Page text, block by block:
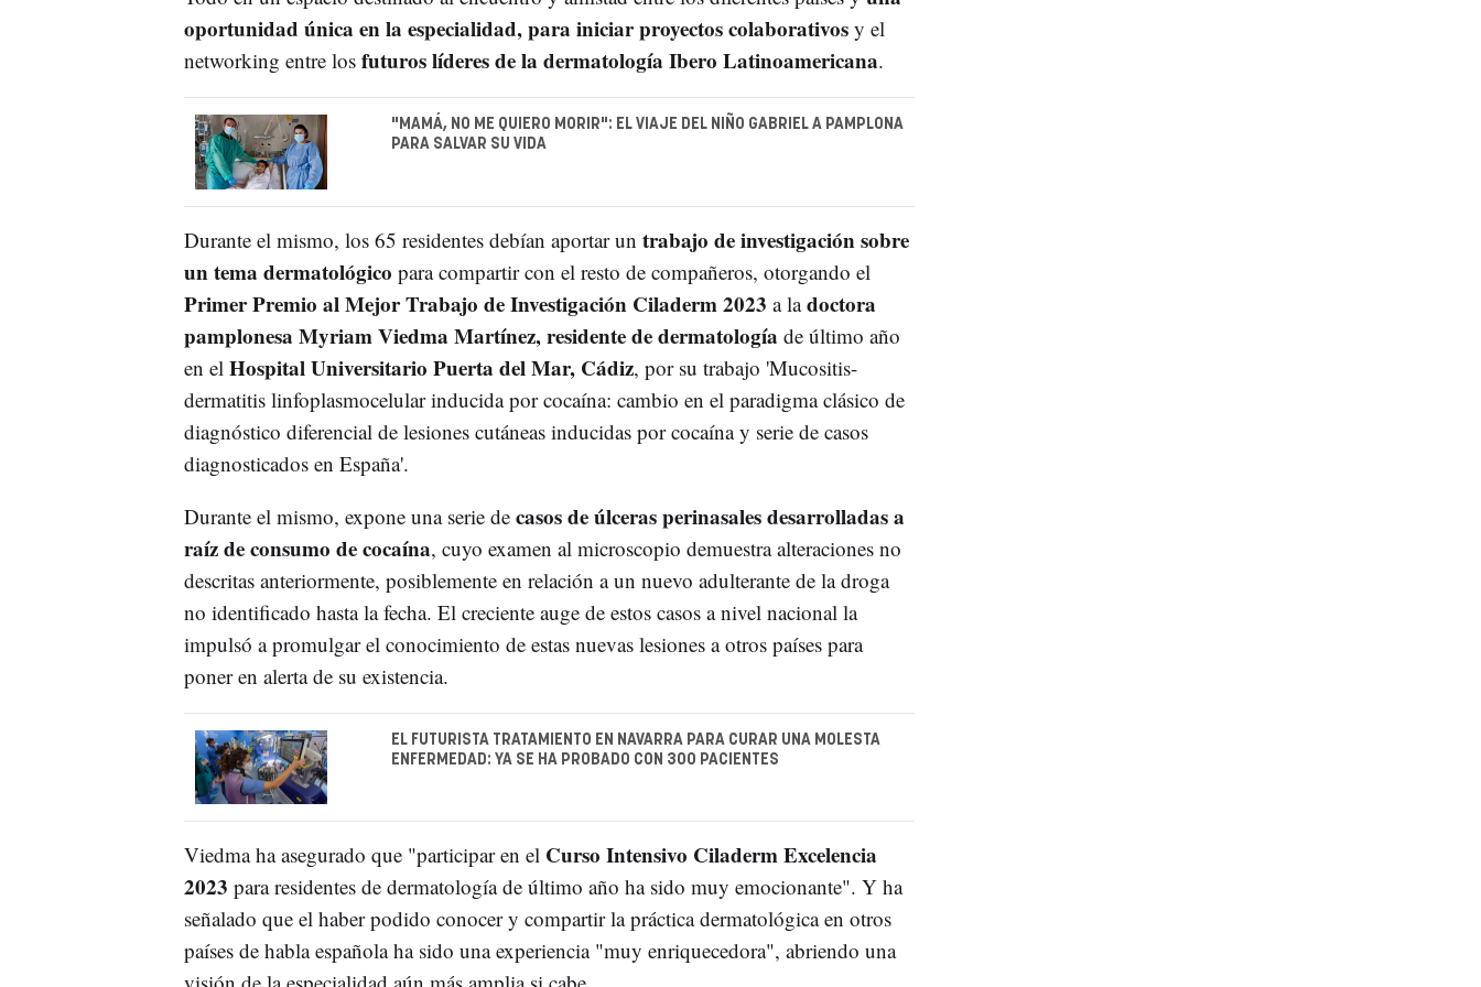
oportunidad única en la especialidad, para iniciar proyectos colaborativosy el
networking entre los futuros líderes de la dermatología Ibero Latinoamericana.
"MAMÁ, NO ME QUIERO MORIR": EL VIAJE DEL NIÑO GABRIEL A PAMPLONA
PARA SALVAR SU VIDA
Durante el mismo, los 65 residentes debían aportar un trabajo de investigación sobre
un tema dermatológico para compartir con el resto de compañeros, otorgando el
Primer Premio al Mejor Trabajo de Investigación Ciladerm 2023 a ladoctora
pamplonesa Myriam Viedma Martínez, residente de dermatología de último año
en el Hospital Universitario Puerta del Mar, Cádiz, por su trabajo 'Mucositis-
dermatitis linfoplasmocelular inducida por cocaína: cambio en el paradigma clásico de
diagnóstico diferencial de lesiones cutáneas inducidas por cocaína y serie de casos
diagnosticados en España'.
Durante el mismo, expone una serie de casos de úlceras perinasales desarrolladas a
raíz de consumo de cocaína, cuyo examen al microscopio demuestra alteraciones no
descritas anteriormente, posiblemente en relación a un nuevo adulterante de la droga
no identificado hasta la fecha. El creciente auge de estos casos a nivel nacional la
impulsó a promulgar el conocimiento de estas nuevas lesiones a otros países para
poner en alerta de su existencia.
EL FUTURISTA TRATAMIENTO EN NAVARRA PARA CURAR UNA MOLESTA
ENFERMEDAD: YA SE HA PROBADO CON 300 PACIENTES
Viedma ha asegurado que "participar en el Curso Intensivo Ciladerm Excelencia
2023 para residentes de dermatología de último año ha sido muy emocionante". Y ha
señalado que el haber podido conocer y compartir la práctica dermatológica en otros
países de habla española ha sido una experiencia "muy enriquecedora", abriendo una